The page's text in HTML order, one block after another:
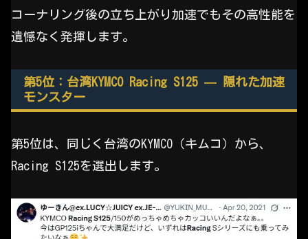
コーナリング後の立ち上がり加速でもその高性能を
遺憾なく発揮します。
第5位：台湾KYMCO Racing S125 — 隠れた加速
モンスター
第5位は、同じく台湾のKYMCO（キムコ）から、
Racing S125を選出します。